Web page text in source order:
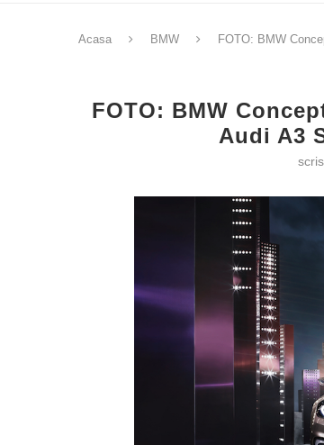
Acasa BMW FOTO: BMW
FOTO: BMW
Audi A3